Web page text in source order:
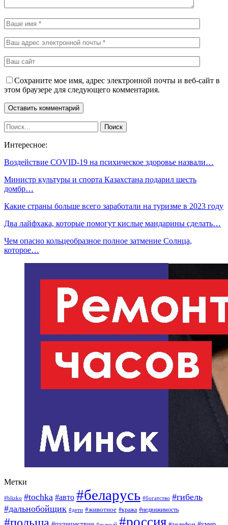
Сохраните мое имя, адрес электронной почты и веб-сайт в
этом браузере для следующего комментария.
Интересное:
Воздействие COVID-19 на психическое здоровье назвали…
Министр культуры и спорта Казахстана подарил шесть
домбр…
Какие страны больше всего заработали на туризме в 2023 году
Два лайфхака, которые помогут кислые мандарины сделать…
Чем опасно кольцеобразное полное затмение Солнца,
которое…
Метки
#blizko #tochka #авто #беларусь #богатство #гибель
#дальнобойщик #дети #животное #кража #недвижимость
#россия